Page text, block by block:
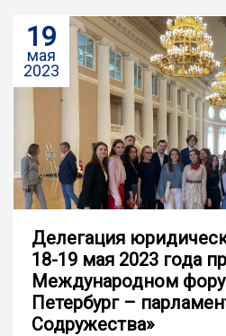
19
мая
2023
Делегация
18-19 мая 2023 года
Международном
Петербург –
Содружества»